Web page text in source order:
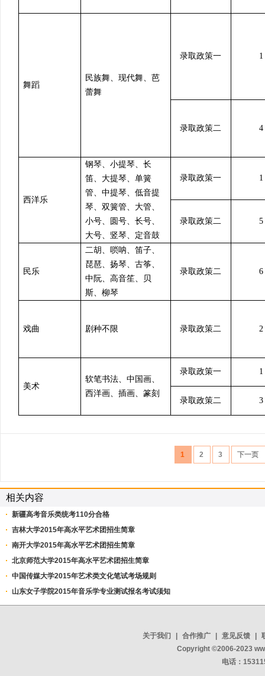
舞蹈
民族舞、现代舞、芭
蕾舞
录取政策一 1
录取政策二 4
西洋乐
钢琴、小提琴、长
笛、大提琴、单簧
管、中提琴、低音提
琴、双簧管、大管、
小号、圆号、长号、
大号、竖琴、定音鼓
录取政策一 1
录取政策二 5
民乐
二胡、唢呐、笛子、
琵琶、扬琴、古筝、
中阮、高音笙、贝
斯、柳琴
录取政策二 6
戏曲 剧种不限 录取政策二 2
美术
软笔书法、中国画、
西洋画、插画、篆刻
录取政策一 1
录取政策二 3
1 2 3 下一页
相关内容
新疆高考音乐类统考110分合格
吉林大学2015年高水平艺术团招生简章
南开大学2015年高水平艺术团招生简章
北京师范大学2015年高水平艺术团招生简章
中国传媒大学2015年艺术类文化笔试考场规则
山东女子学院2015年音乐学专业测试报名考试须知
关于我们 合作推广 意见反馈
Copyright ©2006-2023
电话：